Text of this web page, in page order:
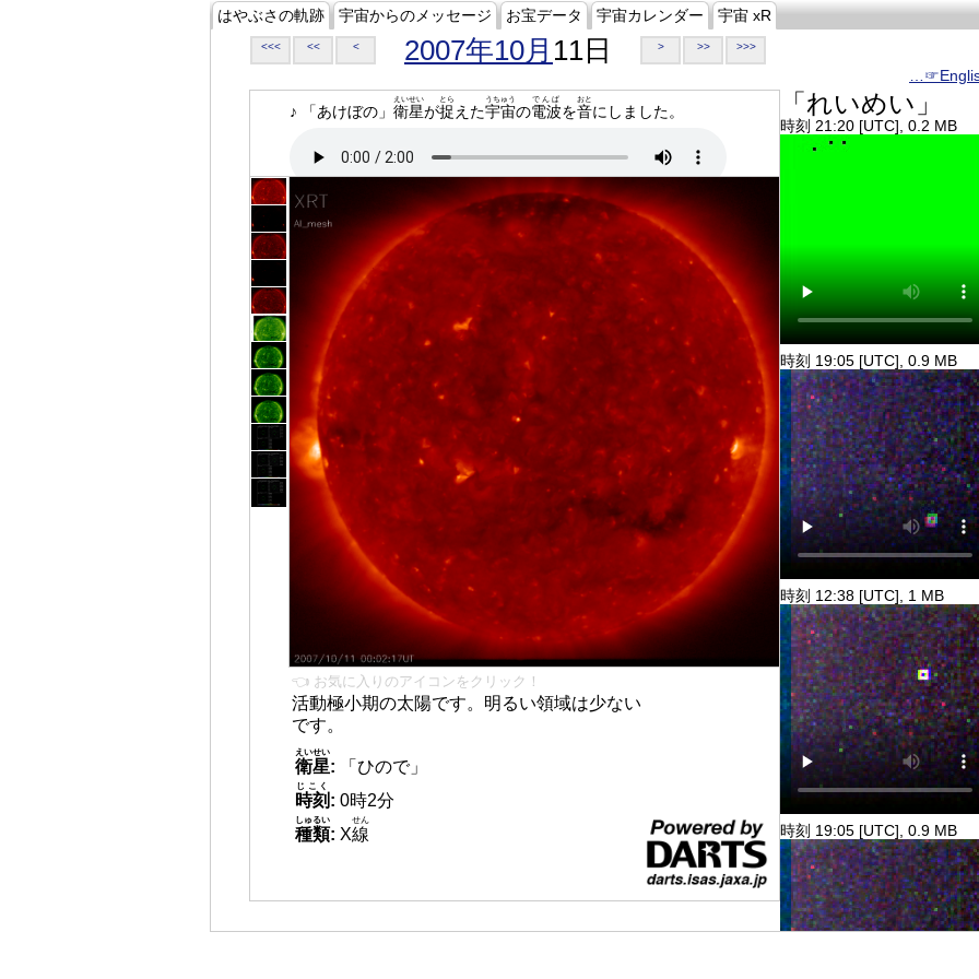
はやぶさの軌跡 宇宙からのメッセージ お宝データ 宇宙カレンダー 宇宙 xR
<<< << < 2007年10月 11日 > >> >>>
♪ 「あけぼの」 衛星
えいせい
が捉
とら
えた宇宙
うちゅう
の電波
でんぱ
を音
おと
にしました。
👈 お気に入りのアイコンをクリック！
活動極小期の太陽です。明るい領域は少ない
です。
衛星
えいせい
:
「ひので」
時刻
じこく
: 0時2分
種類
しゅるい
: X線
せん
「れいめい」
時刻 21:20 [UTC], 0.2 MB
時刻 19:05 [UTC], 0.9 MB
時刻 12:38 [UTC], 1 MB
時刻 19:05 [UTC], 0.9 MB